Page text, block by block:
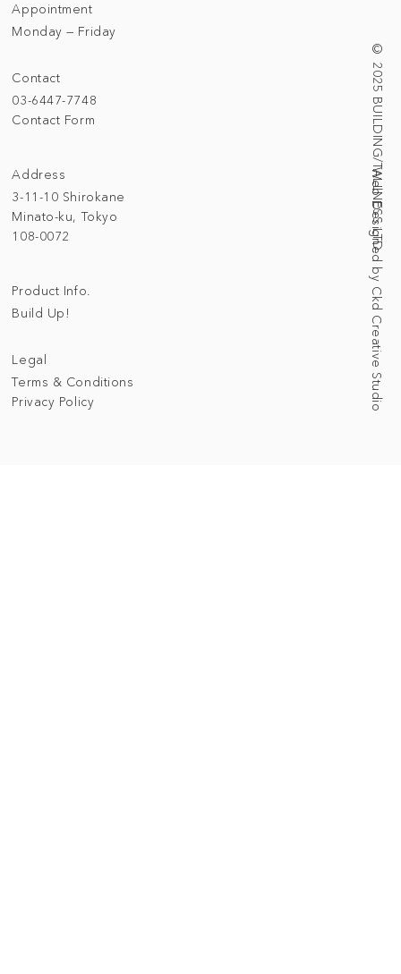
Address
3-11-10 Shirokane
Minato-ku, Tokyo
108-0072
© 2025 BUILDING/TALLNESS LTD.
Web Designed by Ckd Creative Studio
Contact
03-6447-7748
Contact Form
Appointment
Monday — Friday
Legal
Terms & Conditions
Privacy Policy
Product Info.
Build Up!